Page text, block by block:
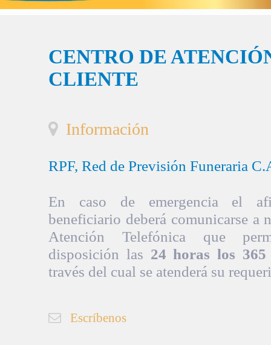
CENTRO DE
CLIENTE
Información
RPF, Red de Previsión Funeraria
En caso de emergencia el
beneficiario deberá comunicarse a
Atención Telefónica que
disposición las 24 horas los
través del cual se atenderá su
Escríbenos